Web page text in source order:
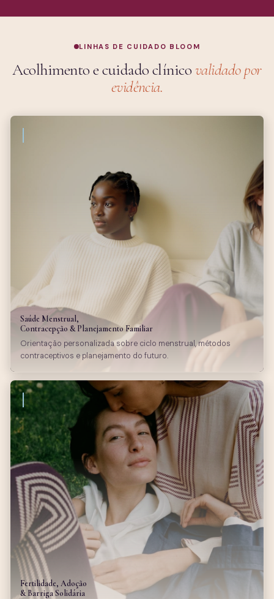
LINHAS DE CUIDADO BLOOM
Acolhimento e cuidado clínicovalidado por
evidência.
Saúde Menstrual,
Contracepção & Planejamento Familiar
Orientação personalizada sobre ciclo menstrual, métodos
contraceptivos e planejamento do futuro.
Fertilidade, Adoção
& Barriga Solidária